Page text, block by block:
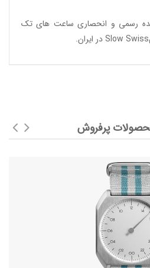
رسمی و انحصاری ساعت های تک
.
پرفروش